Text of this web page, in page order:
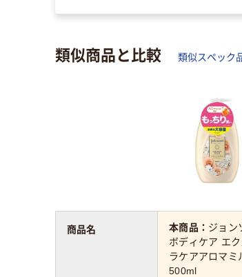
類似商品と比較 類似スペック
本商品： ジョン
ボディケア エク
ラケアアロマミ
500ml
商品名